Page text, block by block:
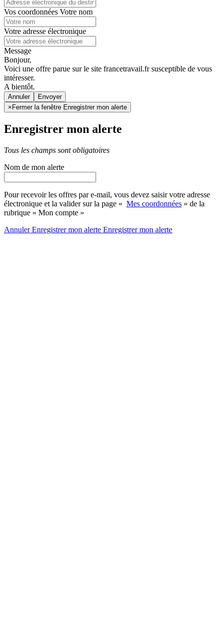
Vos coordonnées Votre nom
Votre adresse électronique
Message
Bonjour,
Voici une offre parue sur le site francetravail.fr susceptible de vous
intéresser.
A bientôt.
Annuler
× Fermer la fenêtre Enregistrer mon alerte
Enregistrer mon alerte
Tous les champs sont obligatoires
Nom de mon alerte
Pour recevoir les offres par e-mail, vous devez saisir votre adresse
électronique et la valider sur la page « Mes coordonnées » de la
rubrique « Mon compte »
AnnulerEnregistrer mon alerte Enregistrermon alerte